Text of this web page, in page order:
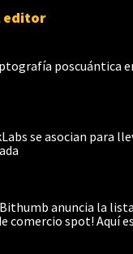
editor
poscuántica
se asocian para
anuncia la
comercio spot! Aquí